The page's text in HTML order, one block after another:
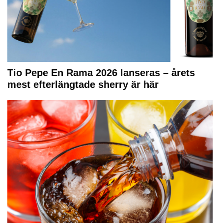
Tio Pepe En Rama 2026 lanseras – årets
mest efterlängtade sherry är här